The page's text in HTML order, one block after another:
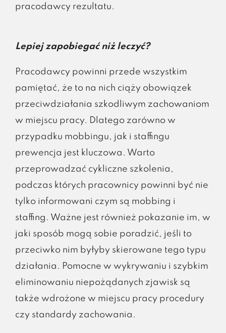
pracodawcy rezultatu.
Lepiej zapobiegać niż leczyć?
Pracodawcy powinni przede wszystkim
pamiętać, że to na nich ciąży obowiązek
przeciwdziałania szkodliwym zachowaniom
w miejscu pracy. Dlatego zarówno w
przypadku mobbingu, jak i staffingu
prewencja jest kluczowa. Warto
przeprowadzać cykliczne szkolenia,
podczas których pracownicy powinni być nie
tylko informowani czym są mobbing i
staffing. Ważne jest również pokazanie im, w
jaki sposób mogą sobie poradzić, jeśli to
przeciwko nim byłyby skierowane tego typu
działania. Pomocne w wykrywaniu i szybkim
eliminowaniu niepożądanych zjawisk są
także wdrożone w miejscu pracy procedury
czy standardy zachowania.